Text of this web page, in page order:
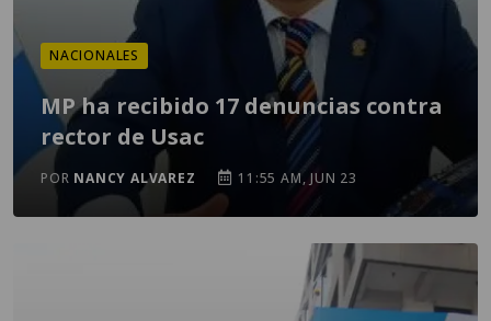
NACIONALES
MP ha recibido 17 denuncias contra
rector de Usac
POR NANCY ALVAREZ 11:55 AM, JUN 23